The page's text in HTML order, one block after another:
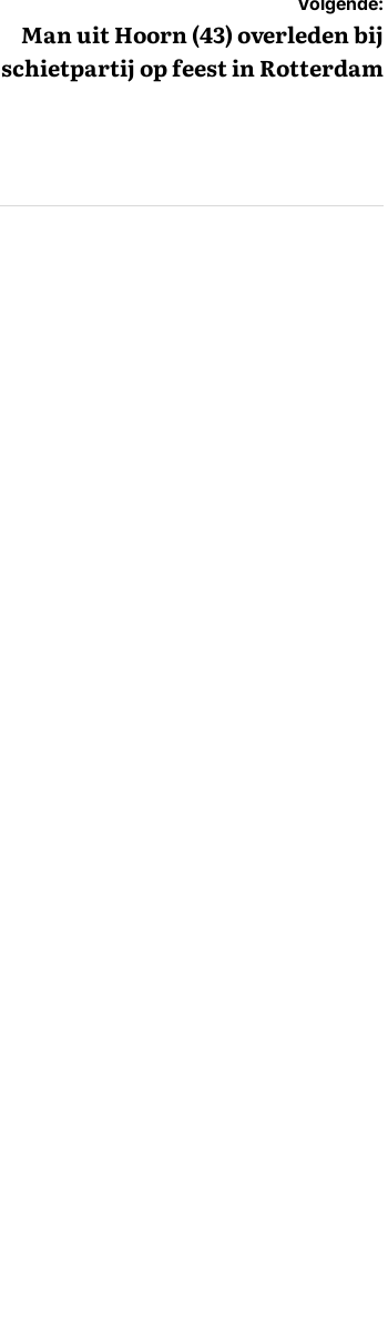
Man uit Hoorn (43) overleden bij
schietpartij op feest in Rotterdam